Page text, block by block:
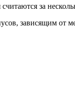
за
зависящим от